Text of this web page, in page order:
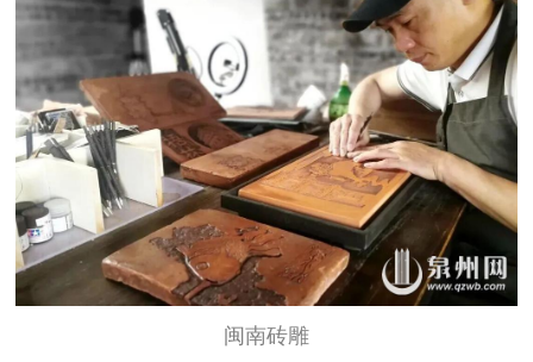
闽南砖雕